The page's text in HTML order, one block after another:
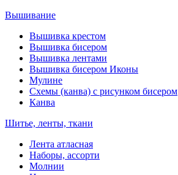
Вышивание
Вышивка крестом
Вышивка бисером
Вышивка лентами
Вышивка бисером Иконы
Мулине
Схемы (канва) с рисунком бисером
Канва
Шитье, ленты, ткани
Лента атласная
Наборы, ассорти
Молнии